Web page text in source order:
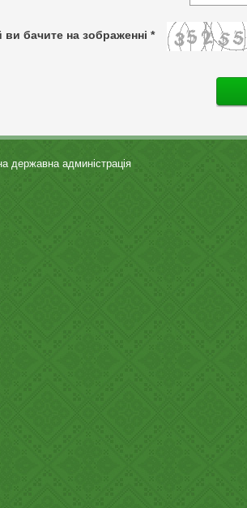
ви бачите на зображенні *
державна админістрація